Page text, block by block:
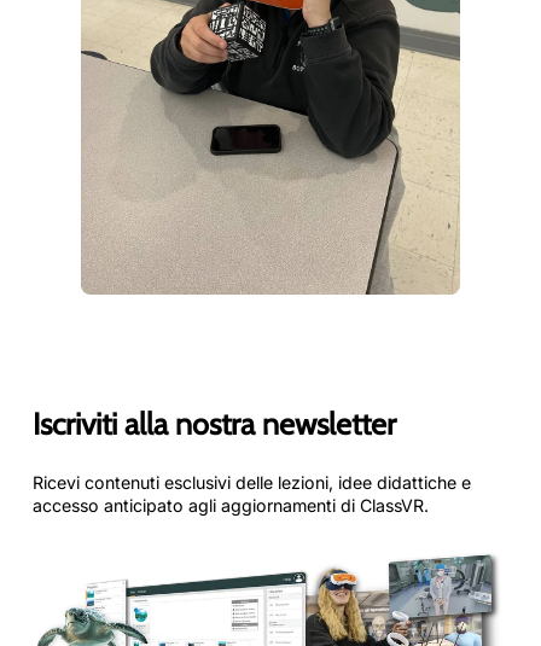
Iscriviti alla nostra newsletter
Ricevi contenuti esclusivi delle lezioni, idee didattiche e
accesso anticipato agli aggiornamenti di ClassVR.